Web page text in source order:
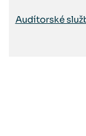
Audítorské